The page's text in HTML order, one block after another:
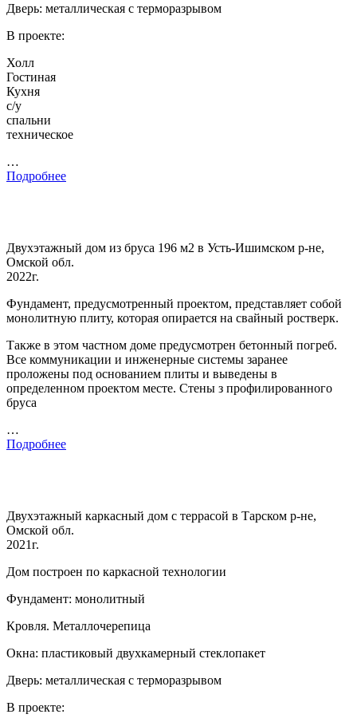
Дверь: металлическая с терморазрывом
В проекте:
Холл
Гостиная
Кухня
с/у
спальни
техническое
…
Подробнее
Двухэтажный дом из бруса 196 м2 в Усть-Ишимском р-не,
Омской обл.
2022г.
Фундамент, предусмотренный проектом, представляет собой
монолитную плиту, которая опирается на свайный ростверк.
Также в этом частном доме предусмотрен бетонный погреб.
Все коммуникации и инженерные системы заранее
проложены под основанием плиты и выведены в
определенном проектом месте. Стены з профилированного
бруса
…
Подробнее
Двухэтажный каркасный дом с террасой в Тарском р-не,
Омской обл.
2021г.
Дом построен по каркасной технологии
Фундамент: монолитный
Кровля. Металлочерепица
Окна: пластиковый двухкамерный стеклопакет
Дверь: металлическая с терморазрывом
В проекте: